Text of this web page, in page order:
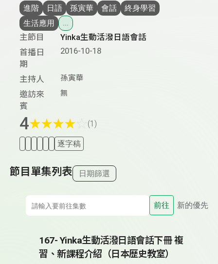
進階 日語 孫寅華 會話
終身學習
生活應用
...
主節目
Yinka生動活潑日語會話
首播日
期
2016-10-18
主持人 孫寅華
邀訪來
賓
無
4★★★★ (1)
逐字稿
節目單集列表 日期篩選
前往 新的優先
167- Yinka生動活潑日語會話下冊 複
習、新課程介紹（日本歷史教室）